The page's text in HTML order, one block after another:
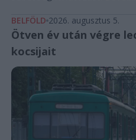
BELFÖLD 2026. augusztus 5.
Ötven év után végre
kocsijait